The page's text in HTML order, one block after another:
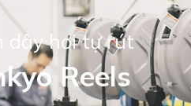
dây hơi tự rút
Reels